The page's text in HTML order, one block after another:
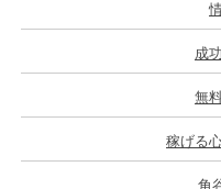
成
無
稼げる
角